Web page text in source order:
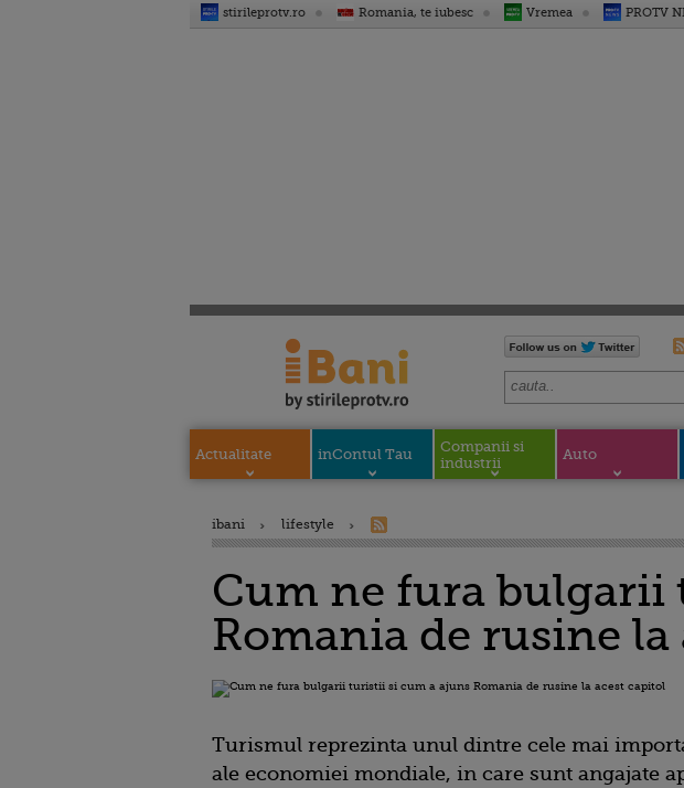
stirileprotv.ro Romania, te iubesc Vremea PROTV
Actualitate inContul Tau
Companii si
industrii
Auto
ibani lifestyle
Cum ne fura bulgarii
Romania de rusine la
Turismul reprezinta unul dintre cele mai
ale economiei mondiale, in care sunt angajate